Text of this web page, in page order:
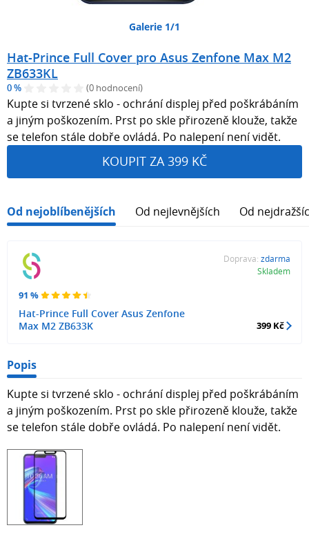
Galerie 1/1
Hat-Prince Full Cover pro Asus Zenfone Max M2
ZB633KL
0 % (0 hodnocení)
Kupte si tvrzené sklo - ochrání displej před poškrábáním
a jiným poškozením. Prst po skle přirozeně klouže, takže
se telefon stále dobře ovládá. Po nalepení není vidět.
KOUPIT ZA 399 KČ
Od nejoblíbenějších Od nejlevnějších Od
91 %
Hat-Prince Full Cover Asus Zenfone
Max M2 ZB633K
Doprava: zdarma
Skladem
399 Kč
Popis
Kupte si tvrzené sklo - ochrání displej před poškrábáním
a jiným poškozením. Prst po skle přirozeně klouže, takže
se telefon stále dobře ovládá. Po nalepení není vidět.